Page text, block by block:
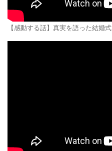
【感動する話】真実を語った結婚式